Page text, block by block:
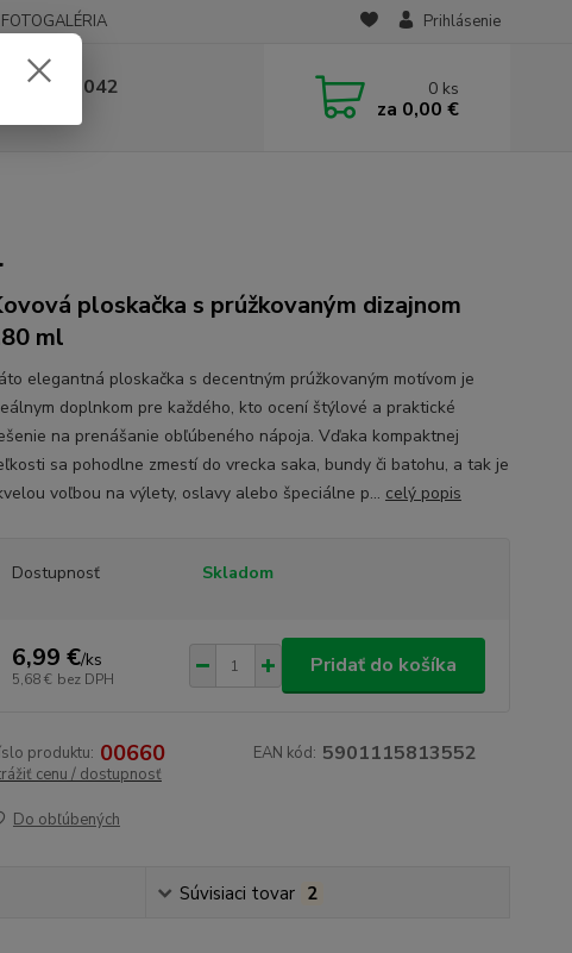
FOTOGALÉRIA Prihlásenie
0948 236 042 0 ks
za 0,00 €
ploskačka s prúžkovaným dizajnom
ml
elegantná ploskačka s decentným prúžkovaným motívom je
doplnkom pre každého, kto ocení štýlové a praktické
na prenášanie obľúbeného nápoja. Vďaka kompaktnej
sa pohodlne zmestí do vrecka saka, bundy či batohu, a tak je
voľbou na výlety, oslavy alebo špeciálne p... celý popis
Dostupnosť Skladom
6,99 €/ks
5,68 € bez DPH
Pridať do košíka
produktu: 00660 EAN kód: 5901115813552
cenu / dostupnosť
Do obľúbených
Súvisiaci tovar 2